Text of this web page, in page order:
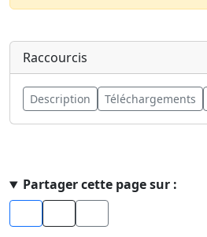
Raccourcis
Description Téléchargements
Partager cette page sur :
Facebook